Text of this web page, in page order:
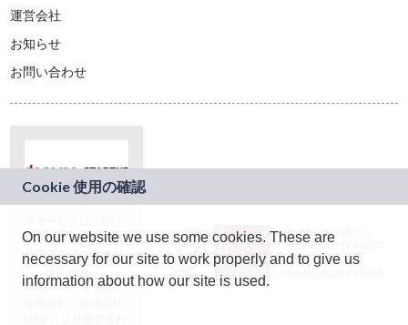
運営会社
お知らせ
お問い合わせ
ドコモグループの新
規事業創出プログラ
ム「docomo
STARTUP」を通じて
JASRAC許諾番号：
9024936001Y45037
JASRAC許諾番号：
On our website we use some cookies. These are
necessary for our site to work properly and to give us
information about how our site is used.